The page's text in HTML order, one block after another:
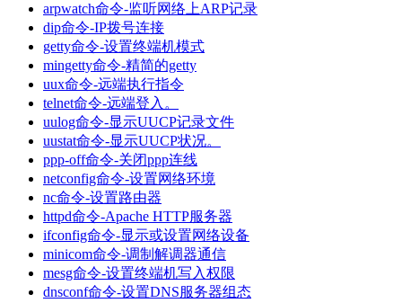
arpwatch命令-监听网络上ARP记录
dip命令-IP拨号连接
getty命令-设置终端机模式
mingetty命令-精简的getty
uux命令-远端执行指令
telnet命令-远端登入。
uulog命令-显示UUCP记录文件
uustat命令-显示UUCP状况。
ppp-off命令-关闭ppp连线
netconfig命令-设置网络环境
nc命令-设置路由器
httpd命令-Apache HTTP服务器
ifconfig命令-显示或设置网络设备
minicom命令-调制解调器通信
mesg命令-设置终端机写入权限
dnsconf命令-设置DNS服务器组态